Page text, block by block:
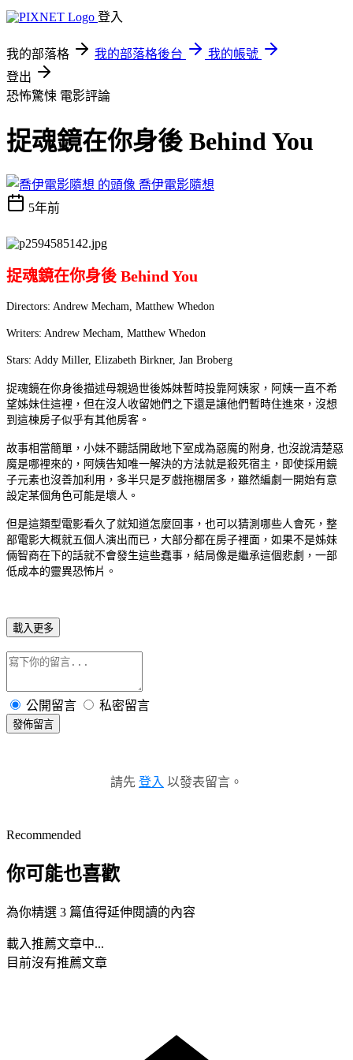
登入
我的部落格 我的部落格後台
我的帳號
登出
恐怖驚悚 電影評論
捉魂鏡在你身後 Behind You
喬伊電影隨想
5年前
捉魂鏡在你身後 Behind You
Directors: Andrew Mecham, Matthew Whedon
Writers: Andrew Mecham, Matthew Whedon
Stars: Addy Miller, Elizabeth Birkner, Jan Broberg
捉魂鏡在你身後描述母親過世後姊妹暫時投靠阿姨家，阿姨一直不希
望姊妹住這裡，但在沒人收留她們之下還是讓他們暫時住進來，沒想
到這棟房子似乎有其他房客。
故事相當簡單，小妹不聽話開啟地下室成為惡魔的附身, 也沒說清楚惡
魔是哪裡來的，阿姨告知唯一解決的方法就是殺死宿主，即使採用鏡
子元素也沒善加利用，多半只是歹戲拖棚居多，雖然編劇一開始有意
設定某個角色可能是壞人。
但是這類型電影看久了就知道怎麼回事，也可以猜測哪些人會死，整
部電影大概就五個人演出而已，大部分都在房子裡面，如果不是姊妹
倆智商在下的話就不會發生這些蠢事，結局像是繼承這個悲劇，一部
低成本的靈異恐怖片。
載入更多
公開留言 私密留言
發佈留言
請先 登入 以發表留言。
Recommended
你可能也喜歡
為你精選 3 篇值得延伸閱讀的內容
載入推薦文章中...
目前沒有推薦文章